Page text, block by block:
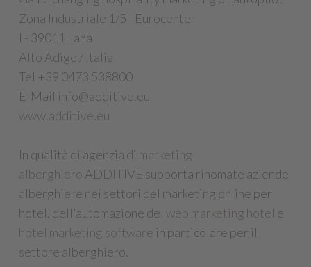
Zona Industriale 1/5 - Eurocenter
I - 39011 Lana
Alto Adige / Italia
Tel +39 0473 538800
E-Mail info@additive.eu
www.additive.eu
In qualità di agenzia di marketing
alberghiero ADDITIVE supporta rinomate aziende
alberghiere nei settori del marketing online per
hotel, dell'automazione del web marketing hotel e
hotel marketing software in particolare per il
settore alberghiero.